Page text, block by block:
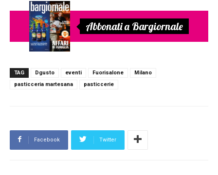
Abbonati a Bargiornale
TAG Dgusto eventi Fuorisalone
Milano
pasticceria martesana
pasticcerie
Facebook Twitter